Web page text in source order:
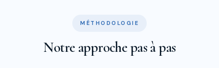
MÉTHODOLOGIE
Notre approche pas à pas